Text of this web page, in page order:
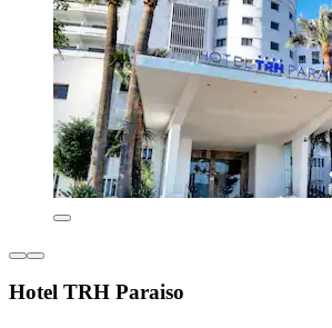
Hotel TRH Paraiso